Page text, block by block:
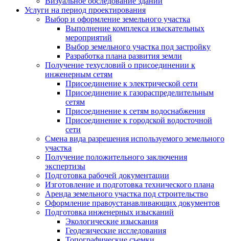
Услуги на период проектирования
Выбор и оформление земельного участка
Выполнение комплекса изыскательных
мероприятий
Выбор земельного участка под застройку
Разработка плана развития земли
Получение техусловий о присоединении к
инженерным сетям
Присоединение к электрической сети
Присоединение к газораспределительным
сетям
Присоединение к сетям водоснабжения
Присоединение к городской водосточной
сети
Смена вида разрешения используемого земельного
участка
Получение положительного заключения
экспертизы
Подготовка рабочей документации
Изготовление и подготовка технического плана
Аренда земельного участка под строительство
Оформление правоустанавливающих документов
Подготовка инженерных изысканий
Экологические изыскания
Геодезические исследования